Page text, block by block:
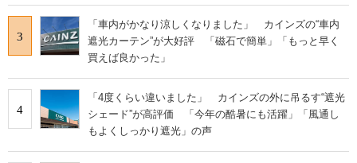
3
「車内がかなり涼しくなりました」 カインズの“車内
遮光カーテン”が大好評 「磁石で簡単」「もっと早く
買えば良かった」
4
「4度くらい違いました」 カインズの外に吊るす“遮光
シェード”が高評価 「今年の酷暑にも活躍」「風通し
もよくしっかり遮光」の声